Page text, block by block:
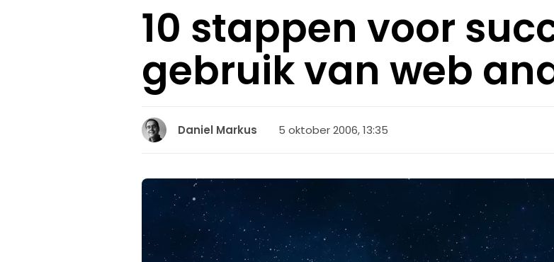
10 stappen voor
gebruik van web
Daniel Markus 5 oktober 2006, 13:35